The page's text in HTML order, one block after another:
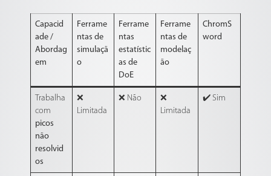
Capacid
ade /
Abordag
em
Ferrame
ntas de
simulaçã
o
Ferrame
ntas
estatístic
as de
DoE
Ferrame
ntas de
modelaç
ão
ChromS
word
Trabalha
com
picos
não
resolvid
os
❌
Limitada
❌ Não
❌
Limitada
✔️ Sim